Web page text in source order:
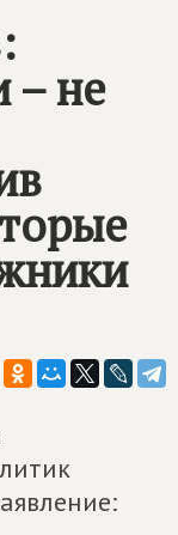
– не